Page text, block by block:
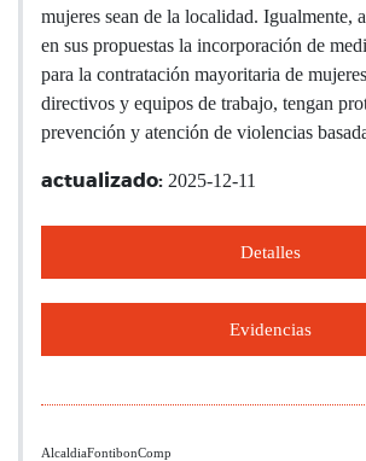
mujeres sean de la localidad. Igualmente,
en sus propuestas la incorporación de
para la contratación mayoritaria de
directivos y equipos de trabajo, tengan
prevención y atención de violencias
actualizado: 2025-12-11
Detalles
Evidencias
AlcaldiaFontibonComp